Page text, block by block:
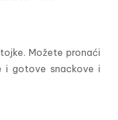
Možete pronaći
i gotove snackove i